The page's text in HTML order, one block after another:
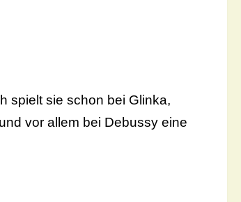
spielt sie schon bei Glinka,
vor allem bei Debussy eine